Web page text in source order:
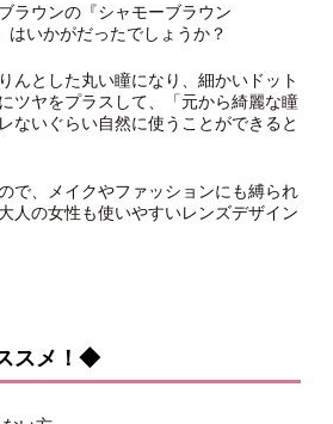
ラウンの『シャモーブラウン
はいかがだったでしょうか？
んとした丸い瞳になり、細かいドット
ツヤをプラスして、「元から綺麗な瞳
ないぐらい自然に使うことができると
で、メイクやファッションにも縛られ
人の女性も使いやすいレンズデザイン
スメ！◆